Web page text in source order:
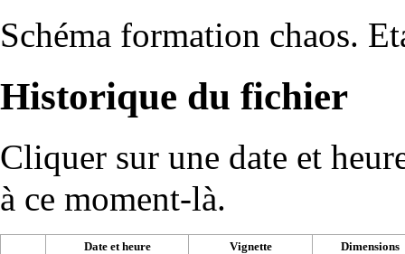
Schéma formation chaos.
Historique du fichier
Cliquer sur une date et
à ce moment-là.
Date et heure Vignette
Dimensions